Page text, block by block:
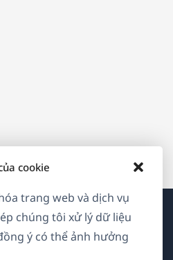
cookie
trang web và dịch vụ
chúng tôi xử lý dữ liệu
ý có thể ảnh hưởng
Về WPML
mật